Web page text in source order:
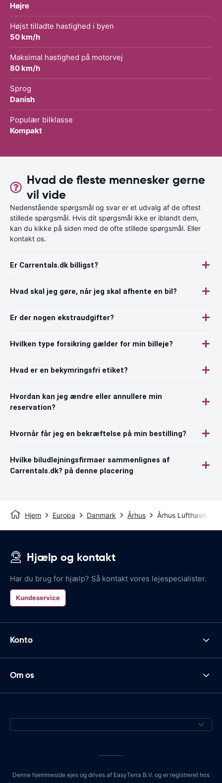
Højre
Højst tilladte hastighed i byen
50 km/h
Maksimal hastighed på motorvej
80 km/h
Sprog
Danish
Populær bilklasse
Kompakt
Hvad de fleste mennesker gerne
vil vide
Nedenstående spørgsmål og svar er et udvalg af de oftest
stillede spørgsmål. Hvis dit spørgsmål ikke er iblandt dem,
kan du kikke på siden med de ofte stillede spørgsmål. Eller
kontakt os.
Er Carrentals.dk billigst?
Hvad skal jeg gøre, når jeg skal afhente en bil?
Er der nogen ekstraudgifter?
Hvilken type forsikring gælder for min billeje?
Hvad er en bekymringsfri etiket?
Hvordan kan jeg ændre eller annullere min
reservation?
Hvornår får jeg en bekræftelse på min bestilling?
Hvilke biludlejningsfirmaer sammenlignes af
Carrentals.dk? på denne placering
Hjem Europa Danmark Århus Århus Lufthavn
Hjælp og kontakt
Har du brug for hjælp? Så kontakt vores lejespecialister.
Kundeservice
Konto
Om os
Denne hjemmeside ejes og drives af EasyTerra B.V. og er registreret hos